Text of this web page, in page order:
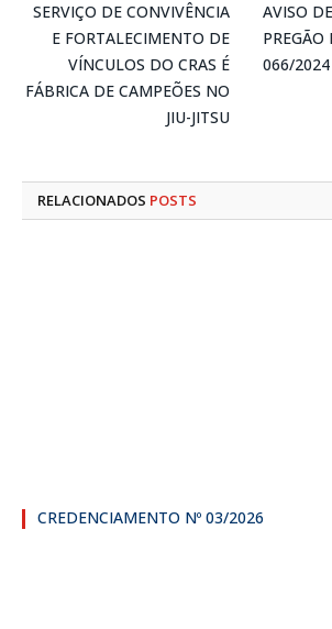
SERVIÇO DE CONVIVÊNCIA
E FORTALECIMENTO DE
VÍNCULOS DO CRAS É
FÁBRICA DE CAMPEÕES NO
JIU-JITSU
AVISO
PREGÃO
066/2024
RELACIONADOS POSTS
CREDENCIAMENTO Nº 03/2026